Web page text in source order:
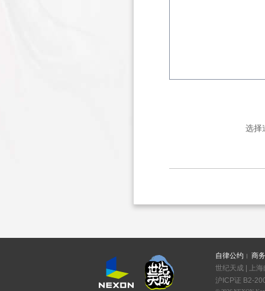
选择
自律公约
商
世纪天成 | 上
沪ICP证 B2-